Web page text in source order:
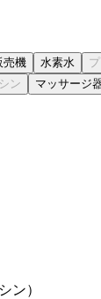
売機 水素水
マッサージ
ン）